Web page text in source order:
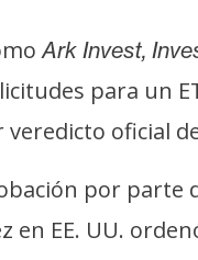
Ark Invest,
para un
oficial de
por parte
en EE. UU.